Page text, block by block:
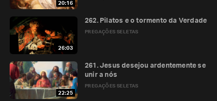
20:16
26:03
PREGAÇÕES SELETAS
262. Pilatos e o tormento da Verdade
22:25
PREGAÇÕES SELETAS
261. Jesus desejou ardentemente se
unir a nós